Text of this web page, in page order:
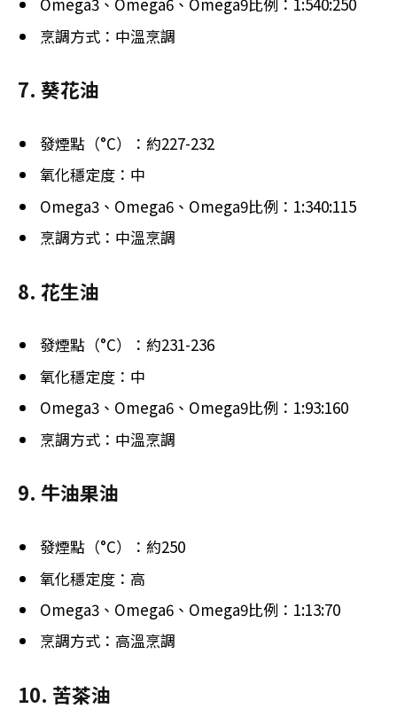
烹調方式：中溫烹調
7. 葵花油
發煙點（°C）：約227-232
氧化穩定度：中
Omega3、Omega6、Omega9比例：1:340:115
烹調方式：中溫烹調
8. 花生油
發煙點（°C）：約231-236
氧化穩定度：中
Omega3、Omega6、Omega9比例：1:93:160
烹調方式：中溫烹調
9. 牛油果油
發煙點（°C）：約250
氧化穩定度：高
Omega3、Omega6、Omega9比例：1:13:70
烹調方式：高溫烹調
10. 苦茶油